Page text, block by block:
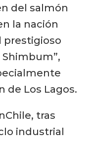
del salmón
la nación
prestigioso
de Los Lagos.
tras
industrial